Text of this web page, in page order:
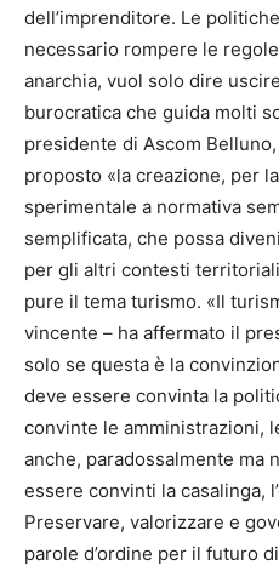
dell’imprenditore. Le
necessario rompere le
anarchia, vuol solo dire
burocratica che guida molti
presidente di Ascom
proposto «la creazione, per
sperimentale a normativa
semplificata, che possa
per gli altri contesti
pure il tema turismo. «Il
vincente – ha affermato il
solo se questa è la
deve essere convinta la
convinte le amministrazioni,
anche, paradossalmente ma
essere convinti la casalinga,
Preservare, valorizzare e
parole d’ordine per il futuro